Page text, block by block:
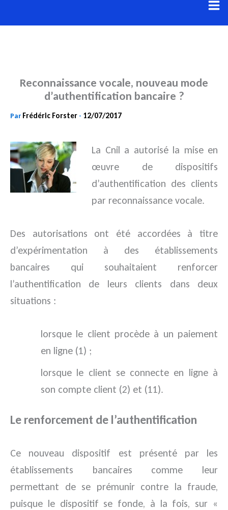
au
Reconnaissance vocale, nouveau mode
d’authentification bancaire ?
Par Frédéric Forster - 12/07/2017
La Cnil a autorisé la mise en
œuvre de dispositifs
d’authentification des clients
par reconnaissance vocale.
Des autorisations ont été accordées à titre
d’expérimentation à des établissements
bancaires qui souhaitaient renforcer
l’authentification de leurs clients dans deux
situations :
lorsque le client procède à un paiement
en ligne (1) ;
lorsque le client se connecte en ligne à
son compte client (2) et (11).
Le renforcement de l’authentification
Ce nouveau dispositif est présenté par les
établissements bancaires comme leur
permettant de se prémunir contre la fraude,
puisque le dispositif se fonde, à la fois, sur «